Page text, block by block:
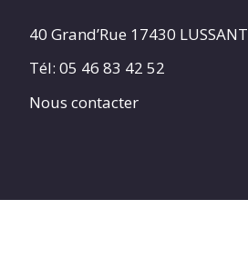
40 Grand’Rue 17430 LUSSANT
Tél: 05 46 83 42 52
Nous contacter